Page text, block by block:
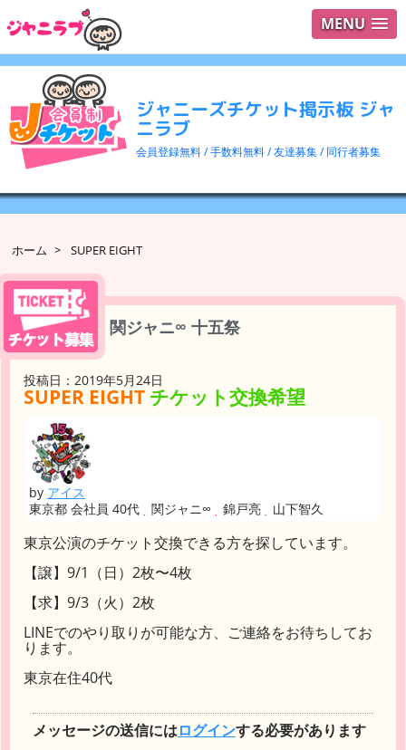
MENU
ジャニーズチケット掲示板 ジャ
ニラブ
会員登録無料 / 手数料無料 / 友達募集 / 同行者募集
ログイ
検索
ホーム > SUPER EIGHT
関ジャニ∞ 十五祭
投稿日：2019年5月24日
SUPER EIGHT チケット交換希望
by アイス
東京都 会社員 40代
関ジャニ∞ 錦戸亮 山下智久
東京公演のチケット交換できる方を探しています。
【譲】9/1（日）2枚〜4枚
【求】9/3（火）2枚
LINEでのやり取りが可能な方、ご連絡をお待ちしてお
ります。
東京在住40代
メッセージの送信にはログインする必要があります